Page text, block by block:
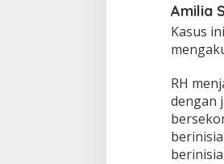
Amilia
Kasus
RH
dengan